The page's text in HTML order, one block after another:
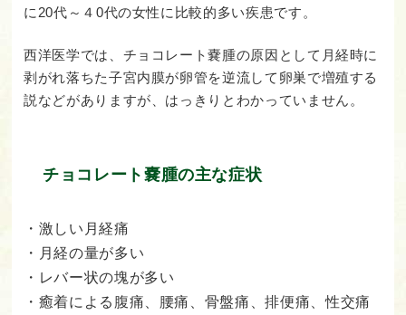
に20代～４0代の女性に比較的多い疾患です。
西洋医学では、チョコレート嚢腫の原因として月経時に
剥がれ落ちた子宮内膜が卵管を逆流して卵巣で増殖する
説などがありますが、はっきりとわかっていません。
チョコレート嚢腫の主な症状
・激しい月経痛
・月経の量が多い
・レバー状の塊が多い
・癒着による腹痛、腰痛、骨盤痛、排便痛、性交痛